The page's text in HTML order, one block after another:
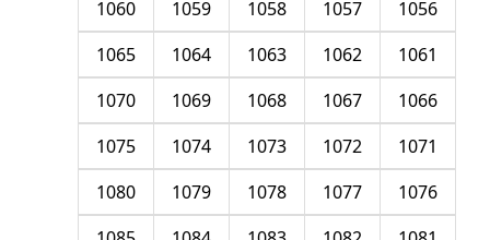
1056
1057
1058
1059
1060
1061
1062
1063
1064
1065
1066
1067
1068
1069
1070
1071
1072
1073
1074
1075
1076
1077
1078
1079
1080